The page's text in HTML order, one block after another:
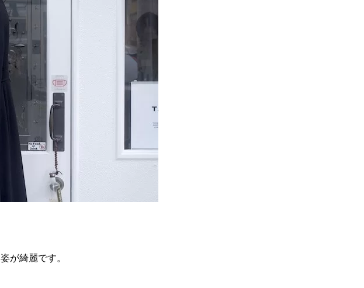
が綺麗です。